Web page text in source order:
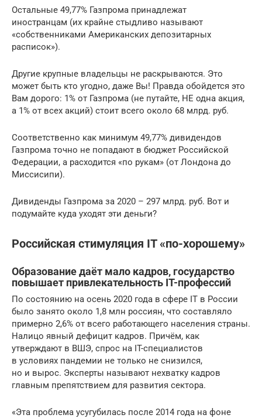
Остальные 49,77% Газпрома принадлежат
иностранцам (их крайне стыдливо называют
«собственниками Американских депозитарных
расписок»).
Другие крупные владельцы не раскрываются. Это
может быть кто угодно, даже Вы! Правда обойдется это
Вам дорого: 1% от Газпрома (не путайте, НЕ одна акция,
а 1% от всех акций) стоит всего около 68 млрд. руб.
Соответственно как минимум 49,77% дивидендов
Газпрома точно не попадают в бюджет Российской
Федерации, а расходится «по рукам» (от Лондона до
Миссисипи).
Дивиденды Газпрома за 2020 – 297 млрд. руб. Вот и
подумайте куда уходят эти деньги?
Российская стимуляция IT «по-хорошему»
Образование даёт мало кадров, государство
повышает привлекательность IT-профессий
По состоянию на осень 2020 года в сфере IT в России
было занято около 1,8 млн россиян, что составляло
примерно 2,6% от всего работающего населения страны.
Налицо явный дефицит кадров. Причём, как
утверждают в ВШЭ, спрос на IT-специалистов
в условиях пандемии не только не снизился,
но и вырос. Эксперты называют нехватку кадров
главным препятствием для развития сектора.
«Эта проблема усугубилась после 2014 года на фоне